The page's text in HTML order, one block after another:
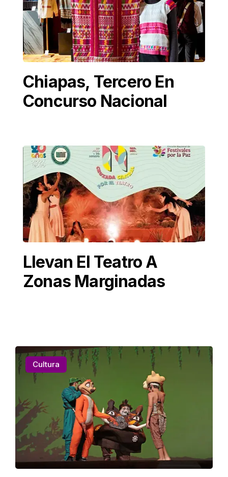
Chiapas, Tercero En
Concurso Nacional
Llevan El Teatro A
Zonas Marginadas
Cultura